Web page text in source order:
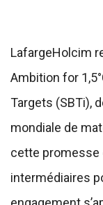
LafargeHolcim
Ambition for
Targets (SBTi),
mondiale de
cette
intermédiaires